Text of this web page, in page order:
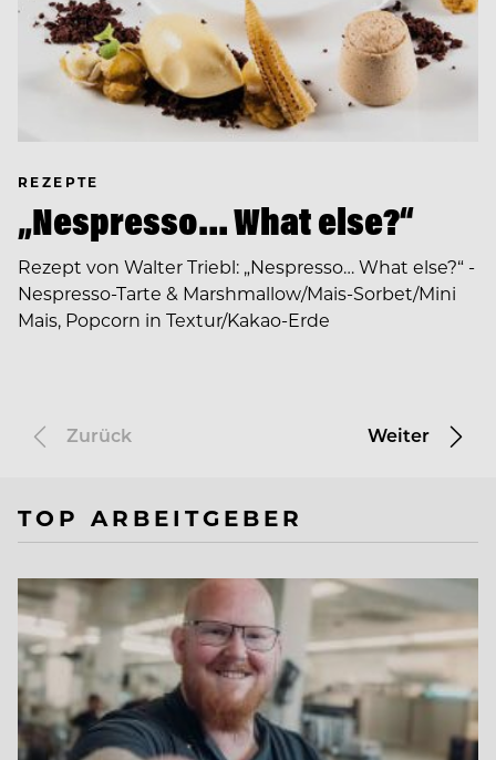
REZEPTE
„Nespresso… What else?“
Rezept von Walter Triebl: „Nespresso… What else?“ -
Nespresso-Tarte & Marshmallow/Mais-Sorbet/Mini
Mais, Popcorn in Textur/Kakao-Erde
Zurück Weiter
TOP ARBEITGEBER